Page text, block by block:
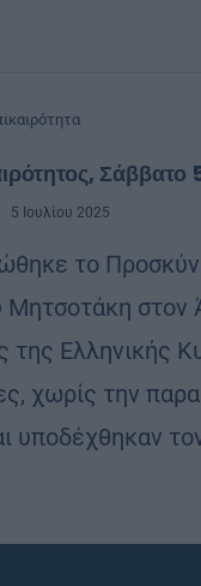
Σάββατο
5 Ιουλίου 2025
το
Μητσοτάκη
της Ελληνικής
χωρίς την
υποδέχθηκαν